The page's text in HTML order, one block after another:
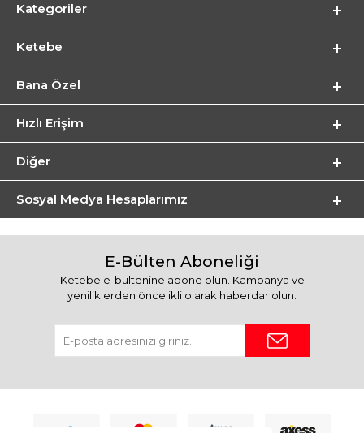
Kategoriler
Ketebe
Bana Özel
Hızlı Erişim
Diğer
Sosyal Medya Hesaplarımız
E-Bülten Aboneliği
Ketebe e-bültenine abone olun. Kampanya ve
yeniliklerden öncelikli olarak haberdar olun.